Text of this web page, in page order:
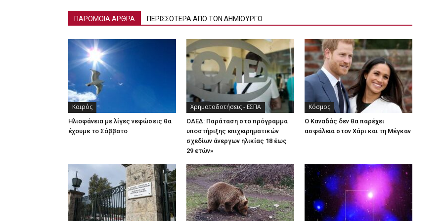
ΠΑΡΟΜΟΙΑ ΑΡΘΡΑ ΠΕΡΙΣΣΟΤΕΡΑ ΑΠΟ ΤΟΝ ΔΗΜΙΟΥΡΓΟ
Καιρός
Ηλιοφάνεια με λίγες νεφώσεις θα
έχουμε το Σάββατο
Χρηματοδοτήσεις - ΕΣΠΑ
ΟΑΕΔ: Παράταση στο πρόγραμμα
υποστήριξης επιχειρηματικών
σχεδίων άνεργων ηλικίας 18 έως
29 ετών»
Κόσμος
Ο Καναδάς δεν θα παρέχει
ασφάλεια στον Χάρι και τη Μέγκαν